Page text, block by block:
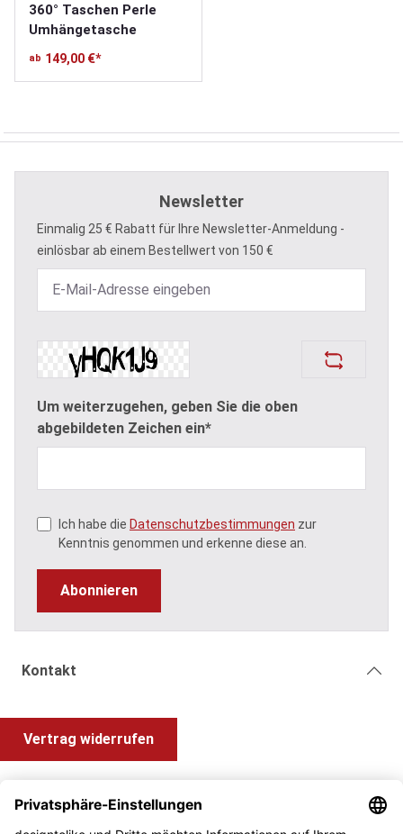
360° Taschen Perle
Umhängetasche
ab 149,00 €*
Newsletter
Einmalig 25 € Rabatt für Ihre Newsletter-Anmeldung -
einlösbar ab einem Bestellwert von 150 €
Um weiterzugehen, geben Sie die oben
abgebildeten Zeichen ein*
Ich habe die Datenschutzbestimmungen zur
Kenntnis genommen und erkenne diese an.
Abonnieren
Kontakt
Vertrag widerrufen